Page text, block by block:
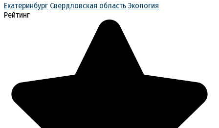
Екатеринбург Свердловская область Экология
Рейтинг